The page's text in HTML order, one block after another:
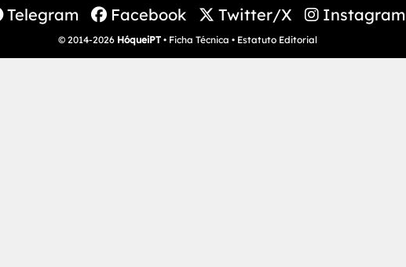
Telegram Facebook Twitter/X Instagram
© 2014-2026 HóqueiPT • Ficha Técnica • Estatuto Editorial